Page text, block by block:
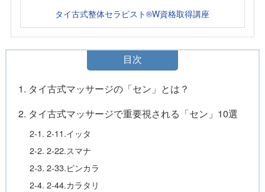
タイ古式整体セラピスト®W資格取得講座
目次
1. タイ古式マッサージの「セン」とは？
2. タイ古式マッサージで重要視される「セン」10選
2-1. 2-11.イッタ
2-2. 2-22.スマナ
2-3. 2-33.ピンカラ
2-4. 2-44.カラタリ